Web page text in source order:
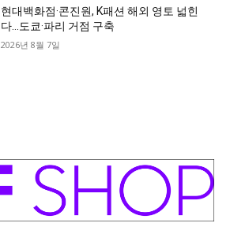
현대백화점·콘진원, K패션 해외 영토 넓힌
다…도쿄·파리 거점 구축
2026년 8월 7일